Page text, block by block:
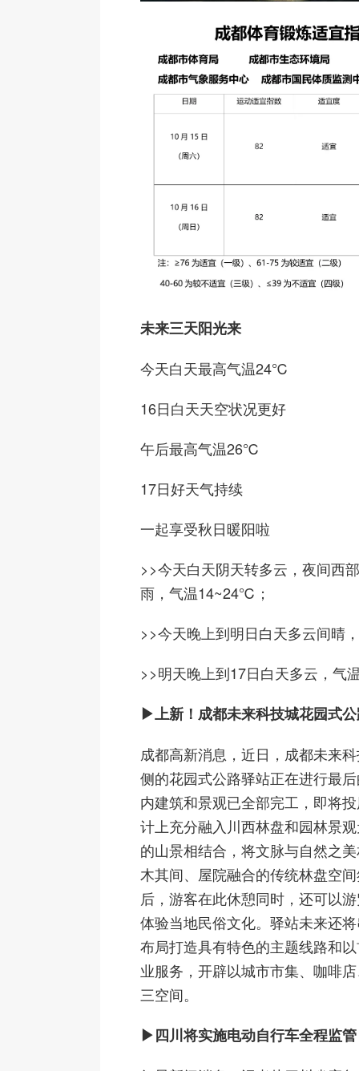
未来三天阳光来
今天白天最高气温24℃
16日白天天空状况更好
午后最高气温26℃
17日好天气持续
一起享受秋日暖阳啦
>>今天白天阴天转多云，夜间西
雨，气温14~24℃；
>>今天晚上到明日白天多云间晴
>>明天晚上到17日白天多云，气
▶上新！成都未来科技城花园式
成都高新消息，近日，成都未来
侧的花园式公路驿站正在进行最
内建筑和景观已全部完工，即将
计上充分融入川西林盘和园林景
的山景相结合，将文脉与自然之
木其间、屋院融合的传统林盘空
后，游客在此休憩同时，还可以
体验当地民俗文化。驿站未来还
布局打造具有特色的主题线路和
业服务，开辟以城市市集、咖啡
三空间。
▶四川将实施电动自行车全程监管